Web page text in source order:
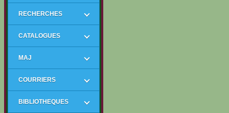
RECHERCHES
CATALOGUES
MAJ
COURRIERS
BIBLIOTHEQUES